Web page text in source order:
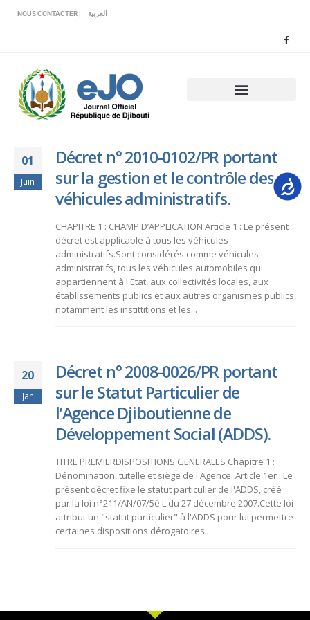
comprend
système
NOUS CONTACTER | العربية
01
Juin
Décret n° 2010-0102/PR portant
sur la gestion et le contrôle des
véhicules administratifs.
CHAPITRE 1 : CHAMP D’APPLICATION Article 1 : Le présent
décret est applicable à tous les véhicules
administratifs.Sont considérés comme véhicules
administratifs, tous les véhicules automobiles qui
appartiennent à l'Etat, aux collectivités locales, aux
établissements publics et aux autres organismes publics,
notamment les instittitions et les...
20
Jan
Décret n° 2008-0026/PR portant
sur le Statut Particulier de
l’Agence Djiboutienne de
Développement Social (ADDS).
TITRE PREMIERDISPOSITIONS GENERALES Chapitre 1 :
Dénomination, tutelle et siège de l'Agence. Article 1er : Le
présent décret fixe le statut particulier de l'ADDS, créé
par la loi n°211/AN/07/5è L du 27 décembre 2007.Cette loi
attribut un "statut particulier" à l'ADDS pour lui permettre
certaines dispositions dérogatoires...